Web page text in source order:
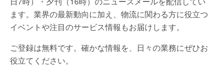
ます。業界の最新動向に加え、物流に関わる方に役立つ
イベントや注目のサービス情報もお届けします。
ご登録は無料です。確かな情報を、日々の業務にぜひお
役立てください。